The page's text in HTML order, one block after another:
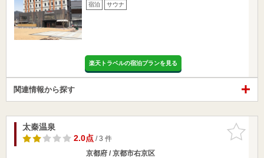
宿泊 サウナ
楽天トラベルの宿泊プランを見る
関連情報から探す
お気に入
りに追加
太秦温泉
2.0点/ 3 件
京都府 / 京都市右京区